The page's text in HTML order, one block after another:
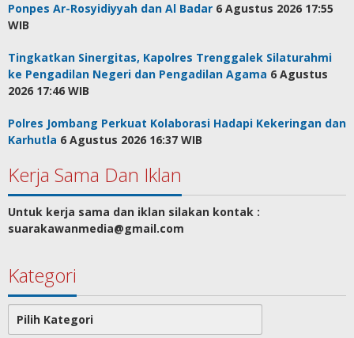
Ponpes Ar-Rosyidiyyah dan Al Badar 6 Agustus 2026 17:55
WIB
Tingkatkan Sinergitas, Kapolres Trenggalek Silaturahmi
ke Pengadilan Negeri dan Pengadilan Agama 6 Agustus
2026 17:46 WIB
Polres Jombang Perkuat Kolaborasi Hadapi Kekeringan dan
Karhutla 6 Agustus 2026 16:37 WIB
Kerja Sama Dan Iklan
Untuk kerja sama dan iklan silakan kontak :
suarakawanmedia@gmail.com
Kategori
Kategori